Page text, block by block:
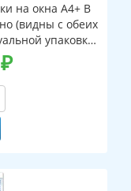
на окна А4+ В
(видны с обеих
упаковке,
₽